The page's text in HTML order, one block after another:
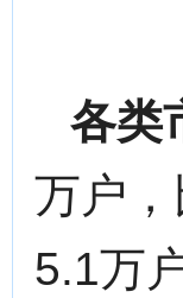
各类
万户
5.1万